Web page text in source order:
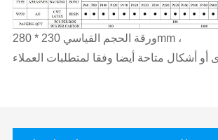
ورقة الحجم القياسي 230 * 280mm ،